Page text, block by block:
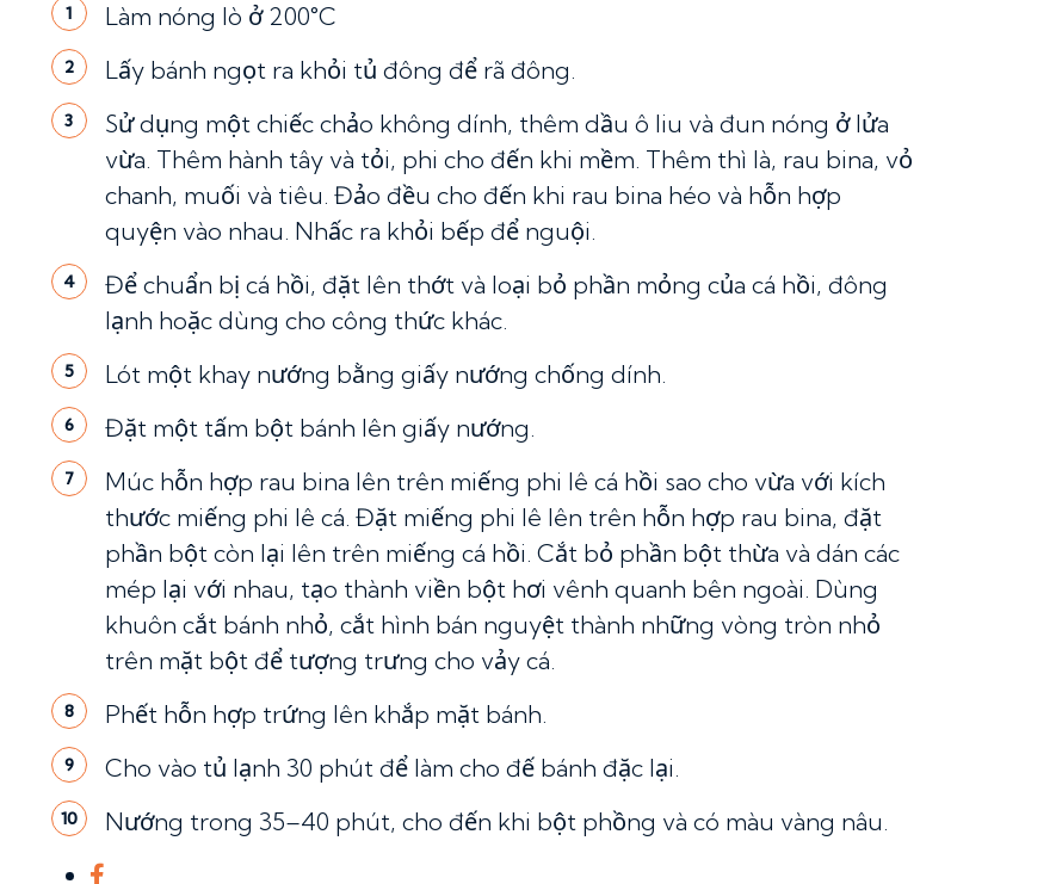
1 Làm nóng lò ở 200°C
2 Lấy bánh ngọt ra khỏi tủ đông để rã đông.
3
Sử dụng một chiếc chảo không dính, thêm dầu ô liu và đun nóng ở lửa
vừa. Thêm hành tây và tỏi, phi cho đến khi mềm. Thêm thì là, rau bina, vỏ
chanh, muối và tiêu. Đảo đều cho đến khi rau bina héo và hỗn hợp
quyện vào nhau. Nhấc ra khỏi bếp để nguội.
4
Để chuẩn bị cá hồi, đặt lên thớt và loại bỏ phần mỏng của cá hồi, đông
lạnh hoặc dùng cho công thức khác.
5 Lót một khay nướng bằng giấy nướng chống dính.
6 Đặt một tấm bột bánh lên giấy nướng.
7
Múc hỗn hợp rau bina lên trên miếng phi lê cá hồi sao cho vừa với kích
thước miếng phi lê cá. Đặt miếng phi lê lên trên hỗn hợp rau bina, đặt
phần bột còn lại lên trên miếng cá hồi. Cắt bỏ phần bột thừa và dán các
mép lại với nhau, tạo thành viền bột hơi vênh quanh bên ngoài. Dùng
khuôn cắt bánh nhỏ, cắt hình bán nguyệt thành những vòng tròn nhỏ
trên mặt bột để tượng trưng cho vảy cá.
8 Phết hỗn hợp trứng lên khắp mặt bánh.
9 Cho vào tủ lạnh 30 phút để làm cho đế bánh đặc lại.
10 Nướng trong 35–40 phút, cho đến khi bột phồng và có màu vàng nâu.